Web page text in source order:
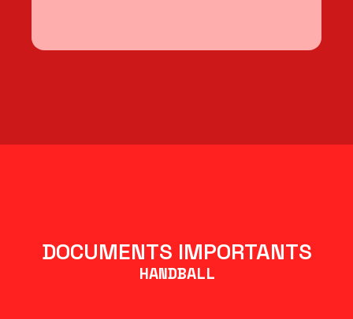
DOCUMENTS IMPORTANTS
HANDBALL